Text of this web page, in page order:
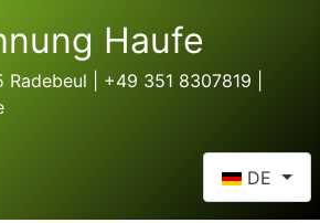
Haufe
| +49 351 8307819 |
DE